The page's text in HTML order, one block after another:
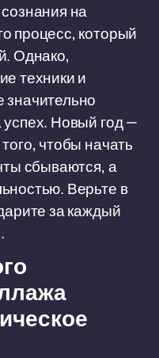
на
процесс, который
Однако,
техники и
Новый год —
чтобы начать
сбываются, а
Верьте в
за каждый